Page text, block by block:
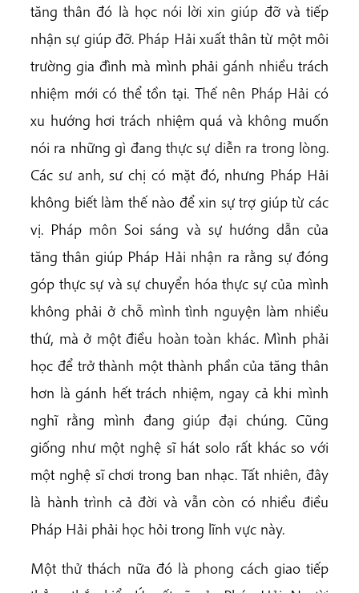
tăng thân đó là học nói lời xin giúp đỡ và tiếp
nhận sự giúp đỡ. Pháp Hải xuất thân từ một môi
trường gia đình mà mình phải gánh nhiều trách
nhiệm mới có thể tồn tại. Thế nên Pháp Hải có
xu hướng hơi trách nhiệm quá và không muốn
nói ra những gì đang thực sự diễn ra trong lòng.
Các sư anh, sư chị có mặt đó, nhưng Pháp Hải
không biết làm thế nào để xin sự trợ giúp từ các
vị. Pháp môn Soi sáng và sự hướng dẫn của
tăng thân giúp Pháp Hải nhận ra rằng sự đóng
góp thực sự và sự chuyển hóa thực sự của mình
không phải ở chỗ mình tình nguyện làm nhiều
thứ, mà ở một điều hoàn toàn khác. Mình phải
học để trở thành một thành phần của tăng thân
hơn là gánh hết trách nhiệm, ngay cả khi mình
nghĩ rằng mình đang giúp đại chúng. Cũng
giống như một nghệ sĩ hát solo rất khác so với
một nghệ sĩ chơi trong ban nhạc. Tất nhiên, đây
là hành trình cả đời và vẫn còn có nhiều điều
Pháp Hải phải học hỏi trong lĩnh vực này.
Một thử thách nữa đó là phong cách giao tiếp